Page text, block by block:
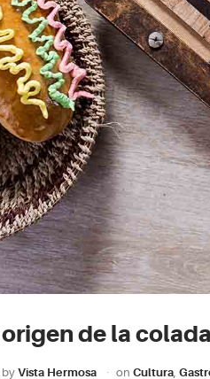
origen de la
byVista Hermosa on Cultura